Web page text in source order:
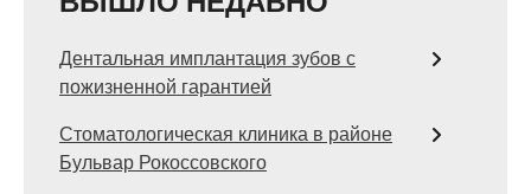
Дентальная имплантация зубов с
пожизненной гарантией
Стоматологическая клиника в районе
Бульвар Рокоссовского